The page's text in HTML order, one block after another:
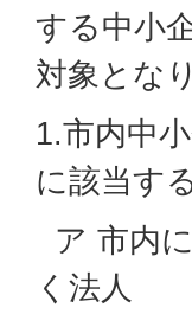
する中小
対象とな
1.市内中
に該当す
ア 市内
く法人